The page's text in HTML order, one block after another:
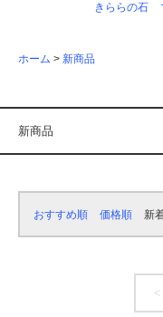
きららの石
ホーム > 新商品
新商品
おすすめ順 価格順 新